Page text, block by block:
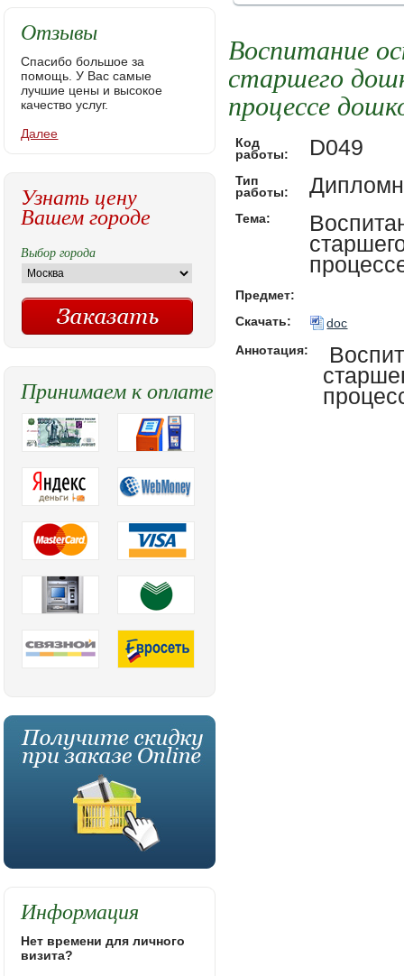
Воспитание
старшего
процессе
Код
работы:
D049
Тип
работы:
Тема:
Предмет:
Скачать:
doc
Аннотация:
Отзывы
Спасибо большое за
помощь. У Вас самые
лучшие цены и высокое
качество услуг.
Далее
Узнать цену
Вашем городе
Выбор города
Принимаем к оплате
Информация
Нет времени для личного
визита?